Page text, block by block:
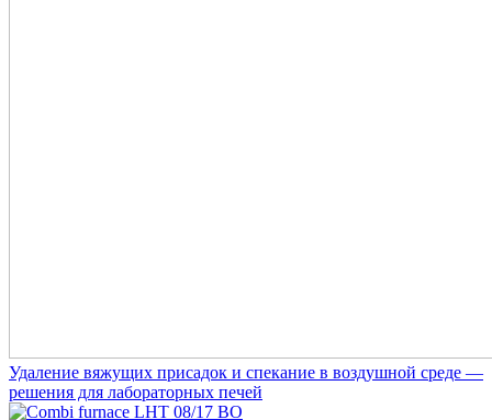
Удаление вяжущих присадок и спекание в воздушной среде —
решения для лабораторных печей